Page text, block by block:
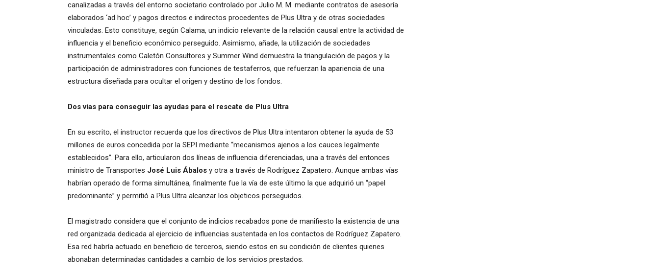
canalizadas a través del entorno societario controlado por Julio M. M. mediante contratos de asesoría
elaborados ‘ad hoc’ y pagos directos e indirectos procedentes de Plus Ultra y de otras sociedades
vinculadas. Esto constituye, según Calama, un indicio relevante de la relación causal entre la actividad de
influencia y el beneficio económico perseguido. Asimismo, añade, la utilización de sociedades
instrumentales como Caletón Consultores y Summer Wind demuestra la triangulación de pagos y la
participación de administradores con funciones de testaferros, que refuerzan la apariencia de una
estructura diseñada para ocultar el origen y destino de los fondos.
Dos vías para conseguir las ayudas para el rescate de Plus Ultra
En su escrito, el instructor recuerda que los directivos de Plus Ultra intentaron obtener la ayuda de 53
millones de euros concedida por la SEPI mediante “mecanismos ajenos a los cauces legalmente
establecidos”. Para ello, articularon dos líneas de influencia diferenciadas, una a través del entonces
ministro de Transportes José Luis Ábalos y otra a través de Rodríguez Zapatero. Aunque ambas vías
habrían operado de forma simultánea, finalmente fue la vía de este último la que adquirió un “papel
predominante” y permitió a Plus Ultra alcanzar los objeticos perseguidos.
El magistrado considera que el conjunto de indicios recabados pone de manifiesto la existencia de una
red organizada dedicada al ejercicio de influencias sustentada en los contactos de Rodríguez Zapatero.
Esa red habría actuado en beneficio de terceros, siendo estos en su condición de clientes quienes
abonaban determinadas cantidades a cambio de los servicios prestados.